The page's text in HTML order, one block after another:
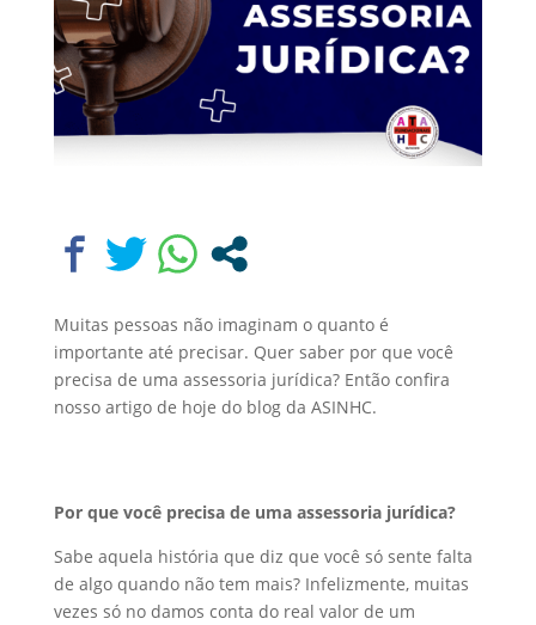
Muitas pessoas não imaginam o quanto é
importante até precisar. Quer saber por que você
precisa de uma assessoria jurídica? Então confira
nosso artigo de hoje do blog da ASINHC.
Por que você precisa de uma assessoria jurídica?
Sabe aquela história que diz que você só sente falta
de algo quando não tem mais? Infelizmente, muitas
vezes só no damos conta do real valor de um